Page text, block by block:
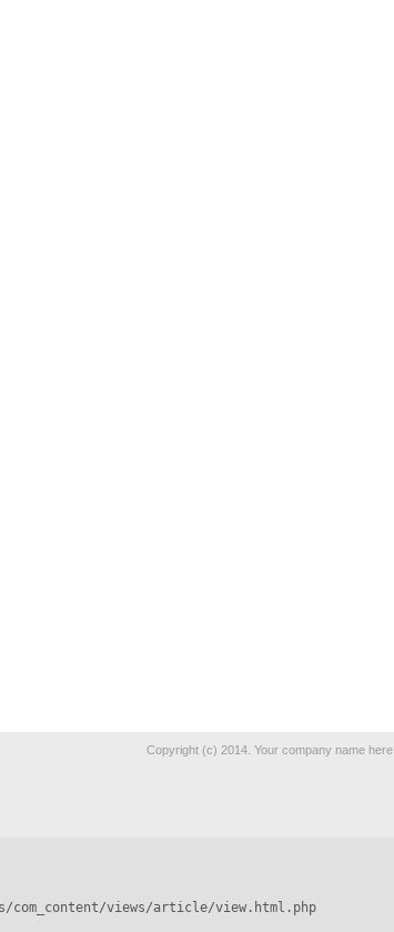
Copyright (c) 2014. Your company name here
com_content/views/article/view.html.php